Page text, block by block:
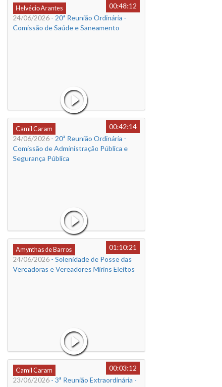
Helvécio Arantes
00:48:12
24/06/2026 - 20ª Reunião Ordinária -
Comissão de Saúde e Saneamento
Camil Caram
00:42:14
24/06/2026 - 20ª Reunião Ordinária -
Comissão de Administração Pública e
Segurança Pública
Amynthas de Barros
01:10:21
24/06/2026 - Solenidade de Posse das
Vereadoras e Vereadores Mirins Eleitos
Camil Caram
00:03:12
23/06/2026 - 3ª Reunião Extraordinária -